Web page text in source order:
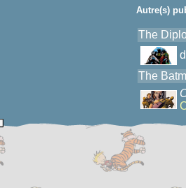
Autre(s)
The
The